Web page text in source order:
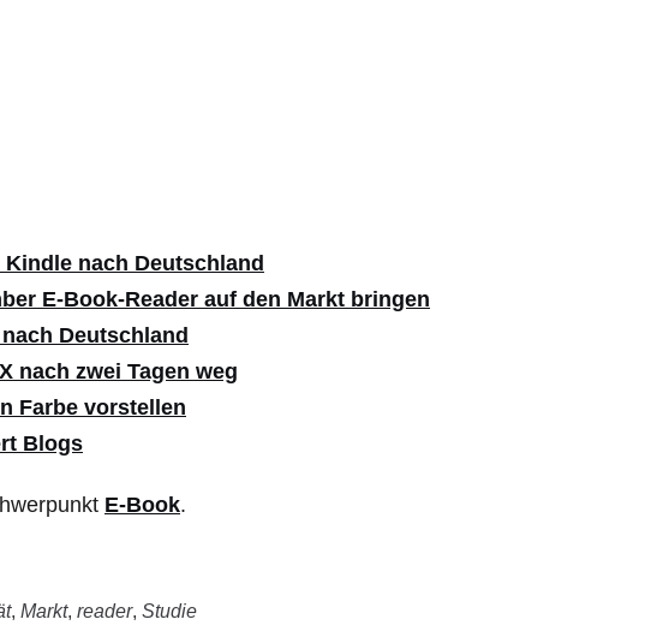
nach Deutschland
E-Book-Reader auf den Markt bringen
Deutschland
nach zwei Tagen weg
Farbe vorstellen
Blogs
E-Book.
, Markt, reader, Studie